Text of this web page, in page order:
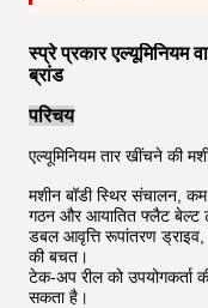
स्प्रे प्रकार एल्यूमिनियम
ब्रांड
परिचय
एल्यूमिनियम तार खींचने की
मशीन बॉडी स्थिर संचालन,
गठन और आयातित फ्लैट बेल्ट
डबल आवृत्ति रूपांतरण ड्राइव,
की बचत।
टेक-अप रील को उपयोगकर्ता
सकता है।